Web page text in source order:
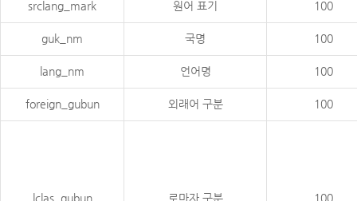
srclang_mark 원어 표기 100
guk_nm 국명 100
lang_nm 언어명 100
foreign_gubun 외래어 구분 100
lclas_gubun 로마자 구분 100